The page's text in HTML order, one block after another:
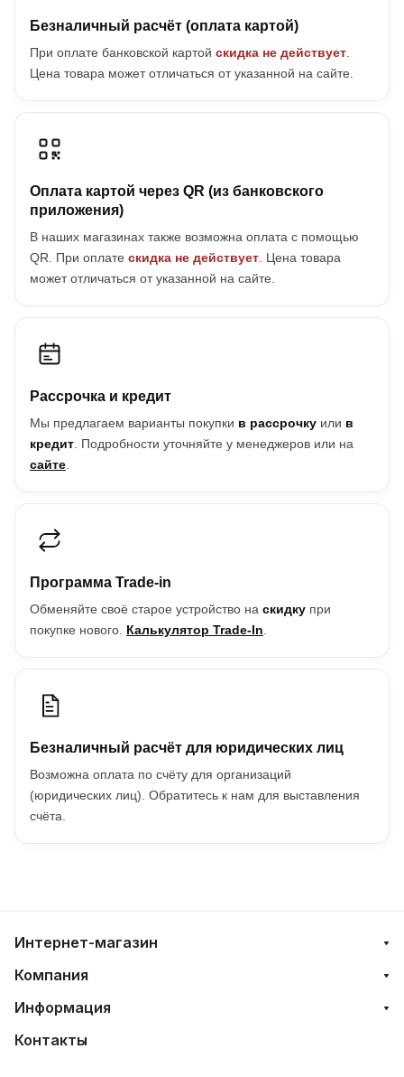
Безналичный расчёт (оплата картой)
При оплате банковской картой скидка не действует
Цена товара может отличаться от указанной на сайте.
Оплата картой через QR (из банковского
приложения)
В наших магазинах также возможна оплата с помощью
QR. При оплате скидка не действует . Цена товара
может отличаться от указанной на сайте.
Рассрочка и кредит
Мы предлагаем варианты покупки в рассрочку или в
кредит . Подробности уточняйте у менеджеров или на
сайте
Программа Trade-in
Обменяйте своё старое устройство на скидку при
покупке нового. Калькулятор Trade-In
Безналичный расчёт для юридических лиц
Возможна оплата по счёту для организаций
(юридических лиц). Обратитесь к нам для выставления
счёта.
Интернет-магазин
Компания
Информация
Контакты